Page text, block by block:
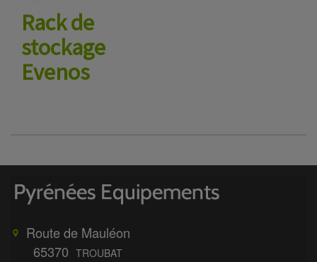
Rack de
stockage
Evenos
Route de Mauléon
65370 TROUBAT